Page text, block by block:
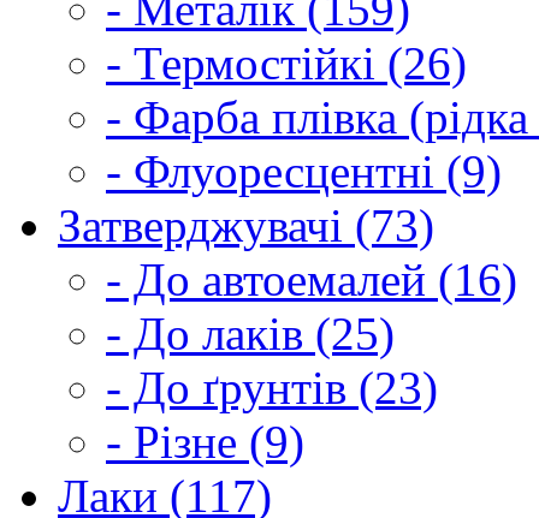
- Термостійкі (26)
- Фарба плівка
- Флуоресцентні (9)
Затверджувачі (73)
- До автоемалей (16)
- До лаків (25)
- До ґрунтів (23)
- Різне (9)
Лаки (117)